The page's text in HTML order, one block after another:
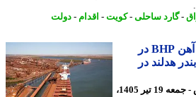
گارد ساحلی-کویت-اقدام-دولت
کارگران بخش سنگ آهن BHP در
در
31 روز پیش - جمعه 19 تیر 1405،